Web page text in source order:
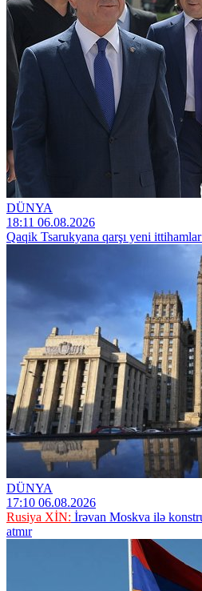
DÜNYA
18:11 06.08.2026
Qaqik Tsarukyana qarşı yeni
DÜNYA
17:10 06.08.2026
Rusiya XİN: İrəvan Moskva ilə
atmır